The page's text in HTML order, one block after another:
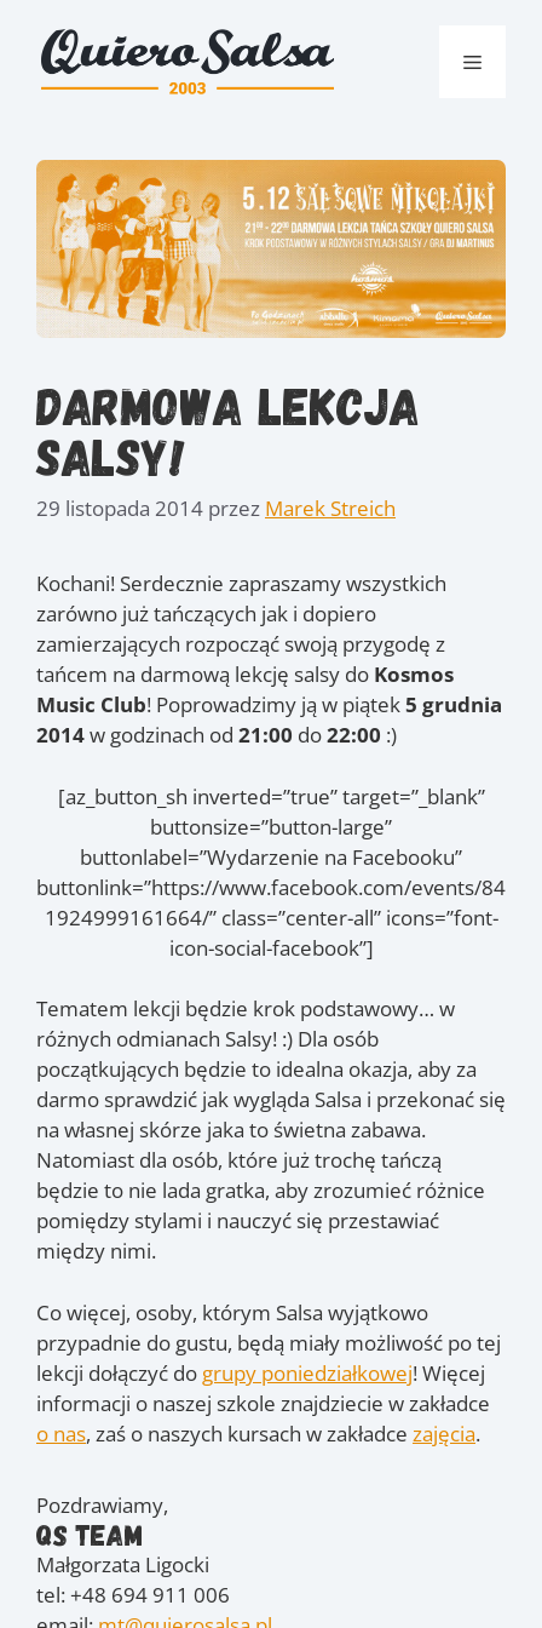
treści
Menu
Darmowa lekcja
Salsy!
29 listopada 2014 przez Marek Streich
Kochani! Serdecznie zapraszamy wszystkich
zarówno już tańczących jak i dopiero
zamierzających rozpocząć swoją przygodę z
tańcem na darmową lekcję salsy do Kosmos
Music Club! Poprowadzimy ją w piątek5 grudnia
2014w godzinach od 21:00 do22:00 :)
[az_button_sh inverted=”true” target=”_blank”
buttonsize=”button-large”
buttonlabel=”Wydarzenie na Facebooku”
buttonlink=”https://www.facebook.com/events/84
1924999161664/” class=”center-all” icons=”font-
icon-social-facebook”]
Tematem lekcji będzie krok podstawowy… w
różnych odmianach Salsy! :) Dla osób
początkujących będzie to idealna okazja, aby za
darmo sprawdzić jak wygląda Salsa i przekonać się
na własnej skórze jaka to świetna zabawa.
Natomiast dla osób, które już trochę tańczą
będzie to nie lada gratka, aby zrozumieć różnice
pomiędzy stylami i nauczyć się przestawiać
między nimi.
Co więcej, osoby, którym Salsa wyjątkowo
przypadnie do gustu, będą miały możliwość po tej
lekcji dołączyć do grupy poniedziałkowej! Więcej
informacji o naszej szkole znajdziecie w zakładce
o nas, zaś o naszych kursach w zakładce zajęcia.
Pozdrawiamy,
QS Team
Małgorzata Ligocki
tel: +48 694 911 006